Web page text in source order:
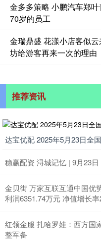
金多多策略 小鹏汽车郑
70岁的员工
金瑞鼎盛 花漾小店客似
坊给游客再来一次的理由
推荐资讯
达宝优配 2025年5月23日全
稳赢配资 浔城记忆 | 9月23日
金贝街 万家互联互通中国优
利润6351.74万元 净值增长
红领金服 扎哈罗娃：西方国
整军备